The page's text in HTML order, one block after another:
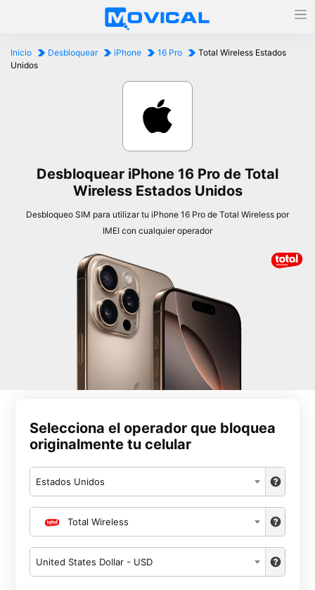
Inicio Desbloquear iPhone 16 Pro
Total Wireless Estados
Unidos
Desbloquear iPhone 16 Pro de Total
Wireless Estados Unidos
Desbloqueo SIM para utilizar tu iPhone 16 Pro de Total Wireless por
IMEI con cualquier operador
Selecciona el operador que bloquea
originalmente tu celular
Estados Unidos
Total Wireless
United States Dollar - USD